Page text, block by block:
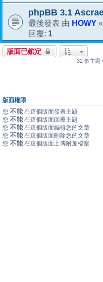
phpBB 3.1
最後發表 由 HOWY «
回覆: 1
版面已鎖定
32 個主題
版面權限
您 不能 在這個版面發表主題
您 不能 在這個版面回覆主題
您 不能 在這個版面編輯您的文章
您 不能 在這個版面刪除您的文章
您 不能 在這個版面上傳附加檔案